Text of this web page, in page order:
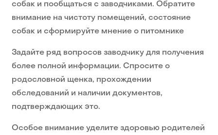
собак и пообщаться с заводчиками. Обратите
внимание на чистоту помещений, состояние
собак и сформируйте мнение о питомнике
Задайте ряд вопросов заводчику для получения
более полной информации. Спросите о
родословной щенка, прохождении
обследований и наличии документов,
подтверждающих это.
Особое внимание уделите здоровью родителей